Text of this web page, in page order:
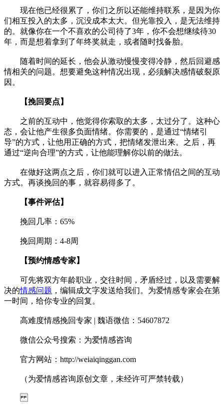
现在他已经很累了，你们之所以还能维持联系，是因为你
们相互投入的太多，沉没成本太大。但光靠投入，是无法维持
的。就像你在一个不喜欢的公司待了3年，你不会想继续待30
年，而是想着拿到了年终奖就走，或者随时找备胎。
随着时间的延长，他会从激动慢慢变得冷静，然后回避感
情相关的问题。想要避免这种情况出现，必须解决感情破裂原
因。
【挽回要点】
之前的互动中，他觉得你索取的太多，太过分了。这种心
态，会让他产生很多负面情绪。你需要的，是通过“情绪引
导”的方式，让他用正确的方式，把情绪发泄出来。之后，再
通过“逆向合理”的方式，让他能理解你以前的做法。
在做好这两点之后，你们就可以进入正常情侣之间的互动
方式。再谈挽回的事，就容易得多了。
【事件评估】
挽回几率：65%
挽回周期：4-8周
【预约情感专家】
可先将双方年龄职业，交往时间，矛盾经过，以及需要解
决的情感问题 ，编辑成文字发送给我们。为爱情感专家会在第
一时间，给你专业的回复。
高难度情感挽回专家 | 魏语微信：54607872
微信公众号搜索：为爱情感咨询
官方网站：http://weiaiqinggan.com
（为爱情感咨询原创文章，未经许可严禁转载）